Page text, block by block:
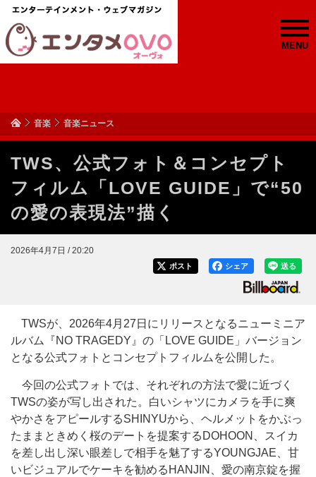
MENU
音楽 音楽ニュース
TWS、公式フォト＆コンセプト
フィルム「LOVE GUIDE」で“50
の愛の表現法”描く
2026年4月7日 / 20:20
送る
シェア
ポスト
TWSが、2026年4月27日にリリースとなるニューミニア
ルバム『NO TRAGEDY』の「LOVE GUIDE」バージョン
となる公式フォトとコンセプトフィルムを公開した。
今回の公式フォトでは、それぞれの方法で愛に近づく
TWSの姿が写し出された。白いシャツにカメラを手に爽
やかさをアピールするSHINYUから、ヘルメットをかぶっ
たままときめく桜のデートを提案するDOHOON、スイカ
を差し出し深い眼差しで相手を魅了するYOUNGJAE、甘
いビジュアルでケーキを勧めるHANJIN、愛の南京錠を握